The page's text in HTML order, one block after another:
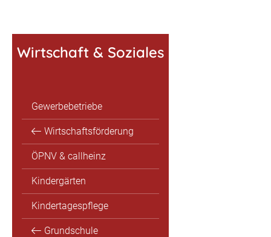
Wirtschaft & Soziales
Gewerbebetriebe
Wirtschaftsförderung
ÖPNV & callheinz
Kindergärten
Kindertagespflege
Grundschule